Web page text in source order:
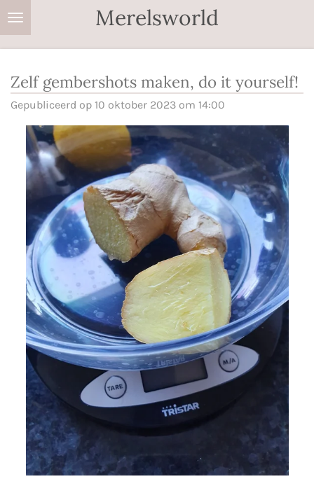
Ga
direct
hoofdinhoud
Merelsworld
Zelf gembershots maken, do it yourself!
Gepubliceerd op 10 oktober 2023 om 14:00